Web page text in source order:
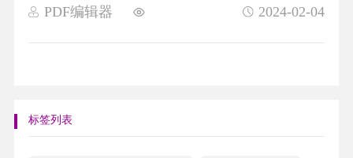
PDF编辑器 2024-02-04
标签列表